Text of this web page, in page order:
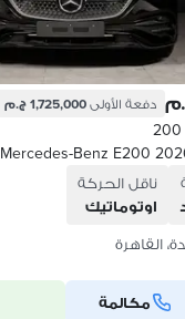
دفعة الأولى 1,725,000 ج.م
Mercedes-Benz E200
ناقل الحركة
اوتوماتيك
القاهرة
مكالمة